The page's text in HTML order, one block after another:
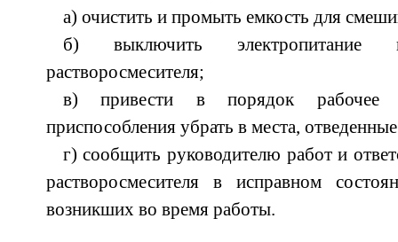
а) очистить и промыть емкость для
б) выключить электропитание
растворосмесителя;
в) привести в порядок рабочее
приспособления убрать в места,
г) сообщить руководителю работ и
растворосмесителя в исправном
возникших во время работы.